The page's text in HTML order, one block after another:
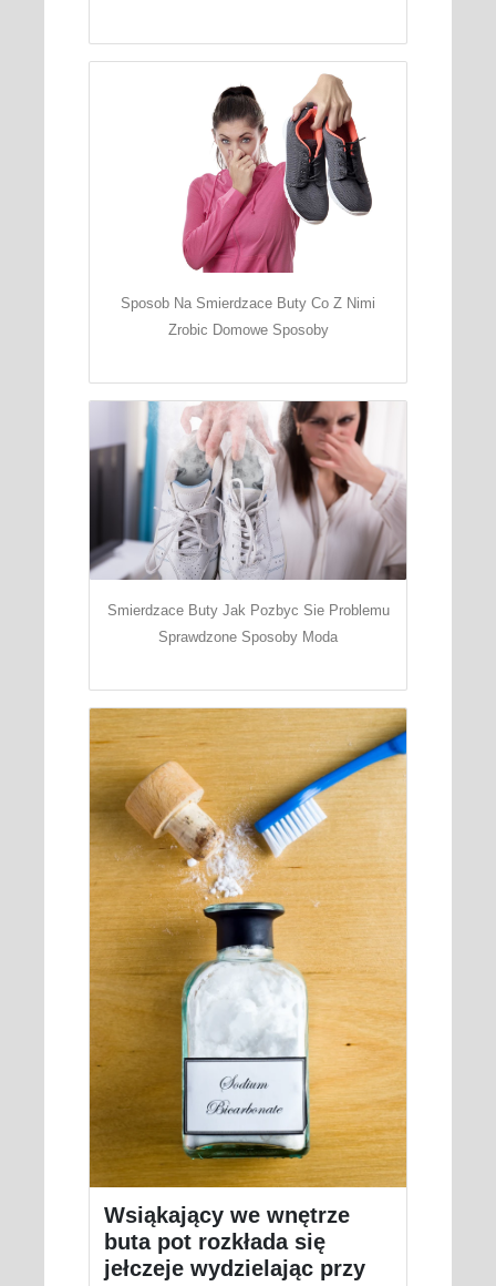
Sposob Na Smierdzace Buty Co Z Nimi
Zrobic Domowe Sposoby
Smierdzace Buty Jak Pozbyc Sie Problemu
Sprawdzone Sposoby Moda
Wsiąkający we wnętrze
buta pot rozkłada się
jełczeje wydzielając przy